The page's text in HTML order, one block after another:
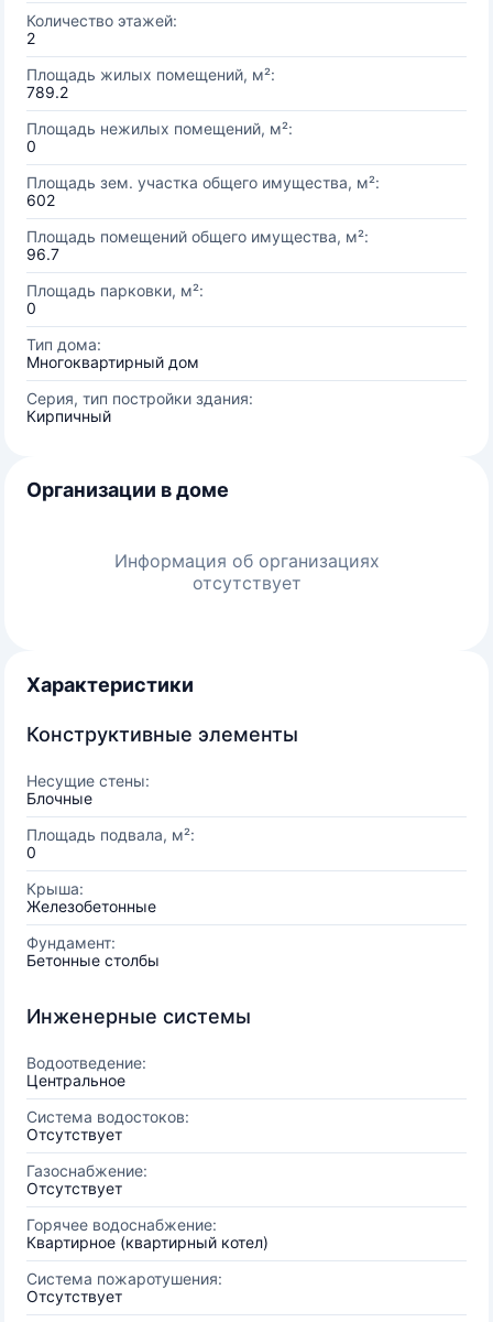
Количество этажей:
2
Площадь жилых помещений, м²:
789.2
Площадь нежилых помещений, м²:
0
Площадь зем. участка общего имущества, м²:
602
Площадь помещений общего имущества, м²:
96.7
Площадь парковки, м²:
0
Тип дома:
Многоквартирный дом
Серия, тип постройки здания:
Кирпичный
Организации в доме
Информация об организациях
отсутствует
Характеристики
Конструктивные элементы
Несущие стены:
Блочные
Площадь подвала, м²:
0
Крыша:
Железобетонные
Фундамент:
Бетонные столбы
Инженерные системы
Водоотведение:
Центральное
Система водостоков:
Отсутствует
Газоснабжение:
Отсутствует
Горячее водоснабжение:
Квартирное (квартирный котел)
Система пожаротушения:
Отсутствует